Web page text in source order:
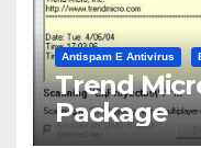
Antispam E Antivirus
Trend
Package